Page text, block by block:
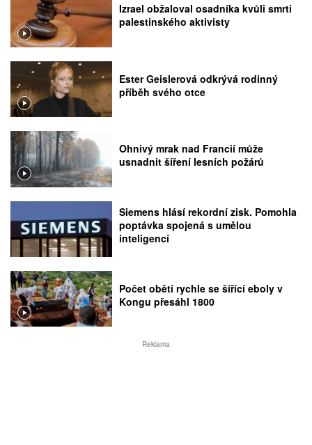
Izrael obžaloval osadníka kvůli smrti
palestinského aktivisty
Ester Geislerová odkrývá rodinný
příběh svého otce
Ohnivý mrak nad Francií může
usnadnit šíření lesních požárů
Siemens hlásí rekordní zisk. Pomohla
poptávka spojená s umělou
inteligencí
Počet obětí rychle se šířící eboly v
Kongu přesáhl 1800
Reklama